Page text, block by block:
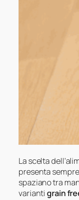
La scelta
presenta
spaziano tra
variantigrain